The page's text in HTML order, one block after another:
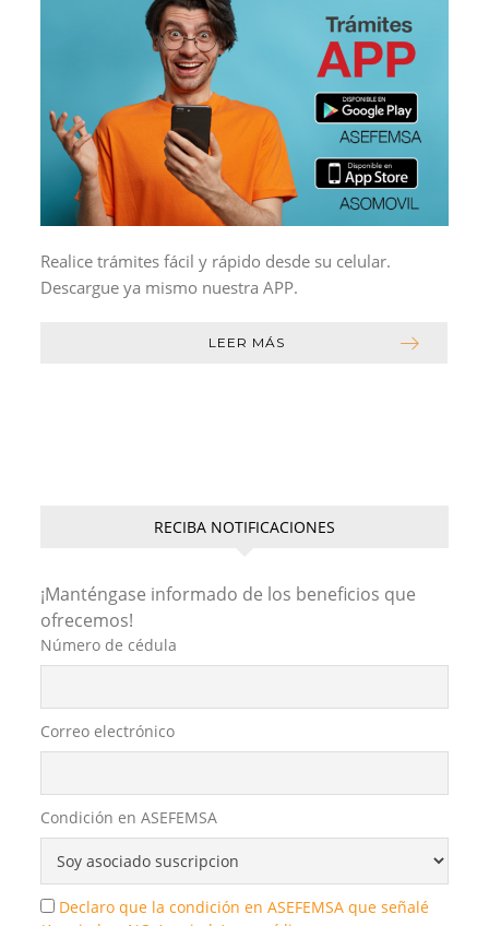
Realice trámites fácil y rápido desde su celular.
Descargue ya mismo nuestra APP.
LEER MÁS
RECIBA NOTIFICACIONES
¡Manténgase informado de los beneficios que
ofrecemos!
Número de cédula
Correo electrónico
Condición en ASEFEMSA
Declaro que la condición en ASEFEMSA que señalé